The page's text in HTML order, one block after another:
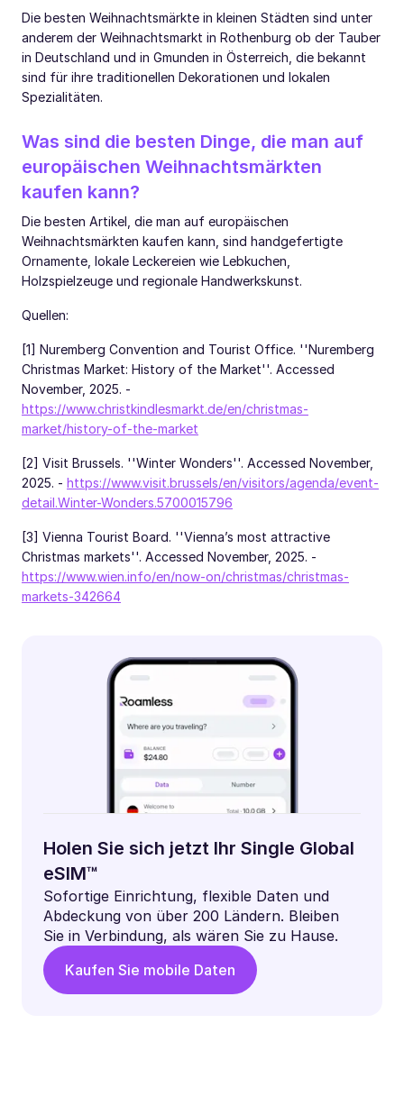
Die besten Weihnachtsmärkte in kleinen Städten sind unter
anderem der Weihnachtsmarkt in Rothenburg ob der Tauber
in Deutschland und in Gmunden in Österreich, die bekannt
sind für ihre traditionellen Dekorationen und lokalen
Spezialitäten.
Was sind die besten Dinge, die man auf
europäischen Weihnachtsmärkten
kaufen kann?
Die besten Artikel, die man auf europäischen
Weihnachtsmärkten kaufen kann, sind handgefertigte
Ornamente, lokale Leckereien wie Lebkuchen,
Holzspielzeuge und regionale Handwerkskunst.
Quellen:
[1] Nuremberg Convention and Tourist Office. ''Nuremberg
Christmas Market: History of the Market''. Accessed
November, 2025. -
https://www.christkindlesmarkt.de/en/christmas-
market/history-of-the-market
[2] Visit Brussels. ''Winter Wonders''. Accessed November,
2025. - https://www.visit.brussels/en/visitors/agenda/event-
detail.Winter-Wonders.5700015796
[3] Vienna Tourist Board. ''Vienna’s most attractive
Christmas markets''. Accessed November, 2025. -
https://www.wien.info/en/now-on/christmas/christmas-
markets-342664
Holen Sie sich jetzt Ihr Single Global
eSIM™
Sofortige Einrichtung, flexible Daten und
Abdeckung von über 200 Ländern. Bleiben
Sie in Verbindung, als wären Sie zu Hause.
Kaufen Sie mobile Daten